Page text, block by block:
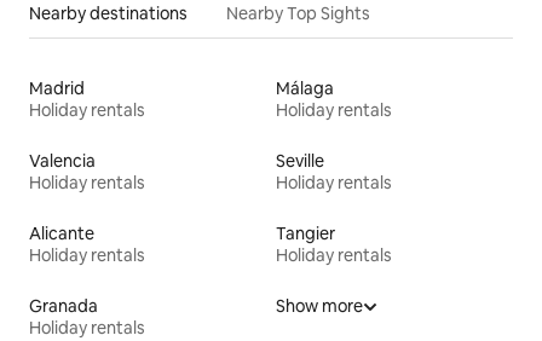
Nearby destinations Nearby Top Sights
Madrid
Holiday rentals
Málaga
Holiday rentals
Valencia
Holiday rentals
Seville
Holiday rentals
Alicante
Holiday rentals
Tangier
Holiday rentals
Granada
Holiday rentals
Show more